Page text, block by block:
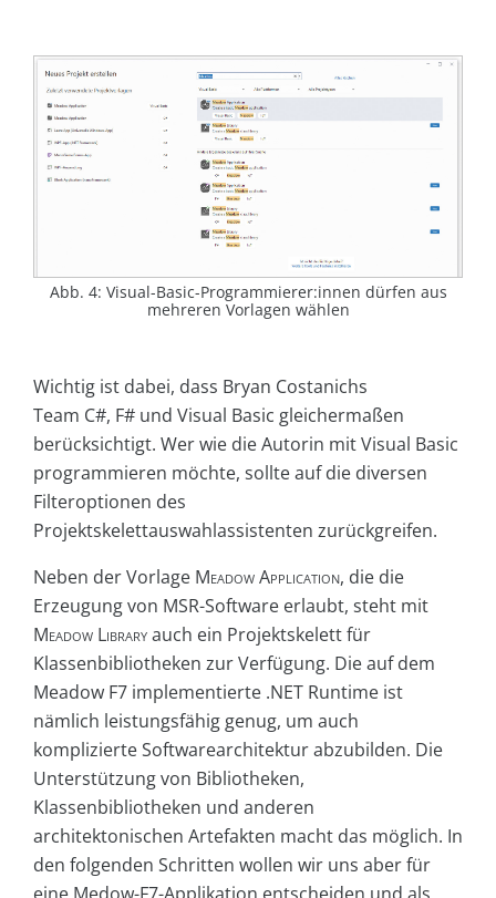
Abb. 4: Visual-Basic-Programmierer:innen dürfen aus
mehreren Vorlagen wählen
Wichtig ist dabei, dass Bryan Costanichs
Team C#, F# und Visual Basic gleichermaßen
berücksichtigt. Wer wie die Autorin mit Visual Basic
programmieren möchte, sollte auf die diversen
Filteroptionen des
Projektskelettauswahlassistenten zurückgreifen.
Neben der Vorlage Meadow Application, die die
Erzeugung von MSR-Software erlaubt, steht mit
Meadow Libraryauch ein Projektskelett für
Klassenbibliotheken zur Verfügung. Die auf dem
Meadow F7 implementierte .NET Runtime ist
nämlich leistungsfähig genug, um auch
komplizierte Softwarearchitektur abzubilden. Die
Unterstützung von Bibliotheken,
Klassenbibliotheken und anderen
architektonischen Artefakten macht das möglich. In
den folgenden Schritten wollen wir uns aber für